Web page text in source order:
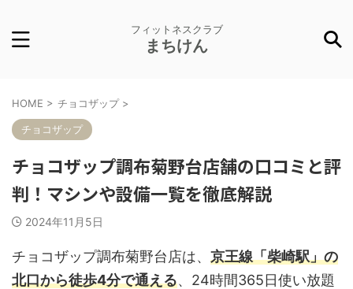
フィットネスクラブ
まちけん
HOME > チョコザップ >
チョコザップ
チョコザップ調布菊野台店舗の口コミと評
判！マシンや設備一覧を徹底解説
2024年11月5日
チョコザップ調布菊野台店は、 京王線「柴崎駅」の
北口から徒歩4分で通える、24時間365日使い放題